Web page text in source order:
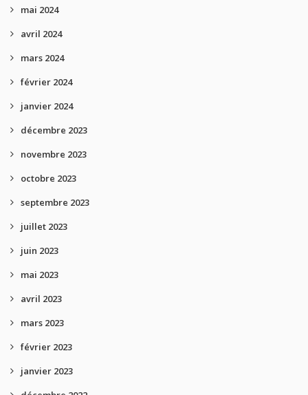
mai 2024
avril 2024
mars 2024
février 2024
janvier 2024
décembre 2023
novembre 2023
octobre 2023
septembre 2023
juillet 2023
juin 2023
mai 2023
avril 2023
mars 2023
février 2023
janvier 2023